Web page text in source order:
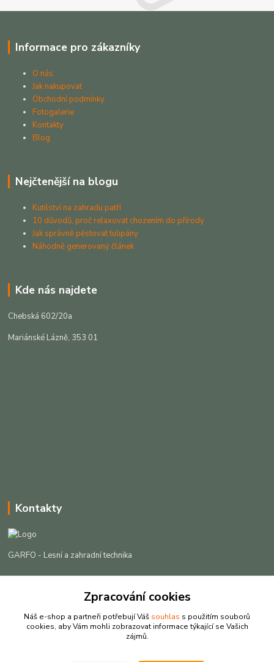
Informace pro zákazníky
O nás
Jak nakupovat
Obchodní podmínky
Fotogalerie
Kontakty
Blog
Nejčtenější na blogu
Kutilství na zahradu patří
10 důvodů, proč relaxovat chozením do přírody
Jak správně pěstovat tulipány
Náhodně generovaný článek
Kde nás najdete
Chebská 602/20a
Mariánské Lázně, 353 01
Kontakty
GARFO - Lesní a zahradní technika
+420 725 301 044
info@garfo.cz
Zpracování cookies
Náš e-shop a partneři potřebují Váš souhlas s použitím souborů
cookies, aby Vám mohli zobrazovat informace týkající se Vašich
zájmů.